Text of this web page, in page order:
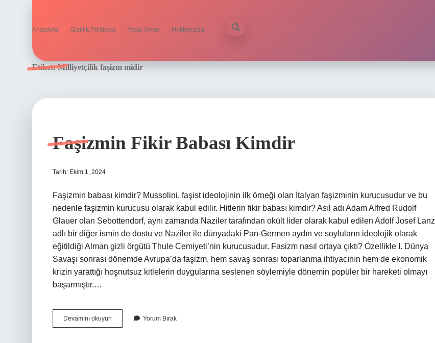
Anasayfa Gizlilik Politikası Yasal Uyarı Hakkımızda
Etiket:Milliyetçilik faşizm midir
Faşizmin Fikir Babası Kimdir
Tarih: Ekim 1, 2024
Faşizmin babası kimdir? Mussolini, faşist ideolojinin ilk örneği olan İtalyan faşizminin kurucusudur ve bu
nedenle faşizmin kurucusu olarak kabul edilir. Hitlerin fikir babası kimdir? Asıl adı Adam Alfred Rudolf
Glauer olan Sebottendorf, aynı zamanda Naziler tarafından okült lider olarak kabul edilen Adolf Josef Lanz
adlı bir diğer ismin de dostu ve Naziler ile dünyadaki Pan-Germen aydın ve soyluların ideolojik olarak
eğitildiği Alman gizli örgütü Thule Cemiyeti’nin kurucusudur. Fasizm nasıl ortaya çıktı? Özellikle I. Dünya
Savaşı sonrası dönemde Avrupa’da faşizm, hem savaş sonrası toparlanma ihtiyacının hem de ekonomik
krizin yarattığı hoşnutsuz kitlelerin duygularına seslenen söylemiyle dönemin popüler bir hareketi olmayı
başarmıştır.…
Devamını okuyun Faşizmin
Fikir
Yorum Bırak